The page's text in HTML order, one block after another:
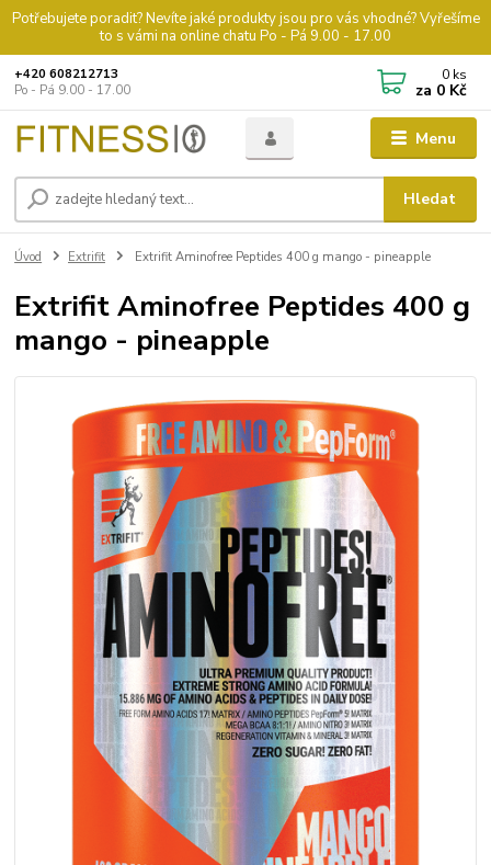
Potřebujete poradit? Nevíte jaké produkty jsou pro vás vhodné? Vyřešíme
to s vámi na online chatu Po - Pá 9.00 - 17.00
Menu
Hledat
+420 608212713
Po - Pá 9.00 - 17.00
0 ks
za 0 Kč
Úvod Extrifit Extrifit Aminofree Peptides 400 g mango - pineapple
Extrifit Aminofree Peptides 400 g
mango - pineapple